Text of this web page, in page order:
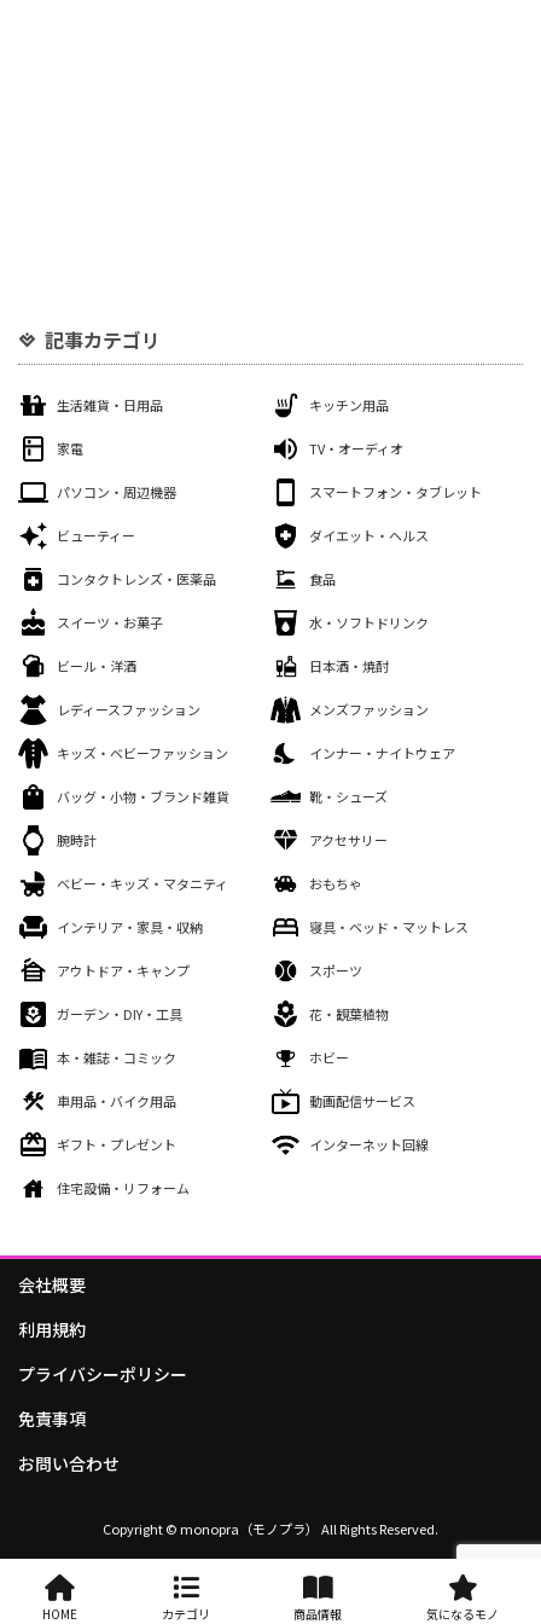
記事カテゴリ
生活雑貨・日用品 キッチン用品
家電 TV・オーディオ
パソコン・周辺機器 スマートフォン・タブレット
ビューティー ダイエット・ヘルス
コンタクトレンズ・医薬品 食品
スイーツ・お菓子 水・ソフトドリンク
ビール・洋酒 日本酒・焼酎
レディースファッション メンズファッション
キッズ・ベビーファッション インナー・ナイトウェア
バッグ・小物・ブランド雑貨 靴・シューズ
腕時計 アクセサリー
ベビー・キッズ・マタニティ おもちゃ
インテリア・家具・収納 寝具・ベッド・マットレス
アウトドア・キャンプ スポーツ
ガーデン・DIY・工具 花・観葉植物
本・雑誌・コミック ホビー
車用品・バイク用品 動画配信サービス
ギフト・プレゼント インターネット回線
住宅設備・リフォーム
会社概要
利用規約
プライバシーポリシー
免責事項
お問い合わせ
Copyright © monopra（モノプラ） All Rights Reserved.
HOME カテゴリ 商品情報 気になるモノ